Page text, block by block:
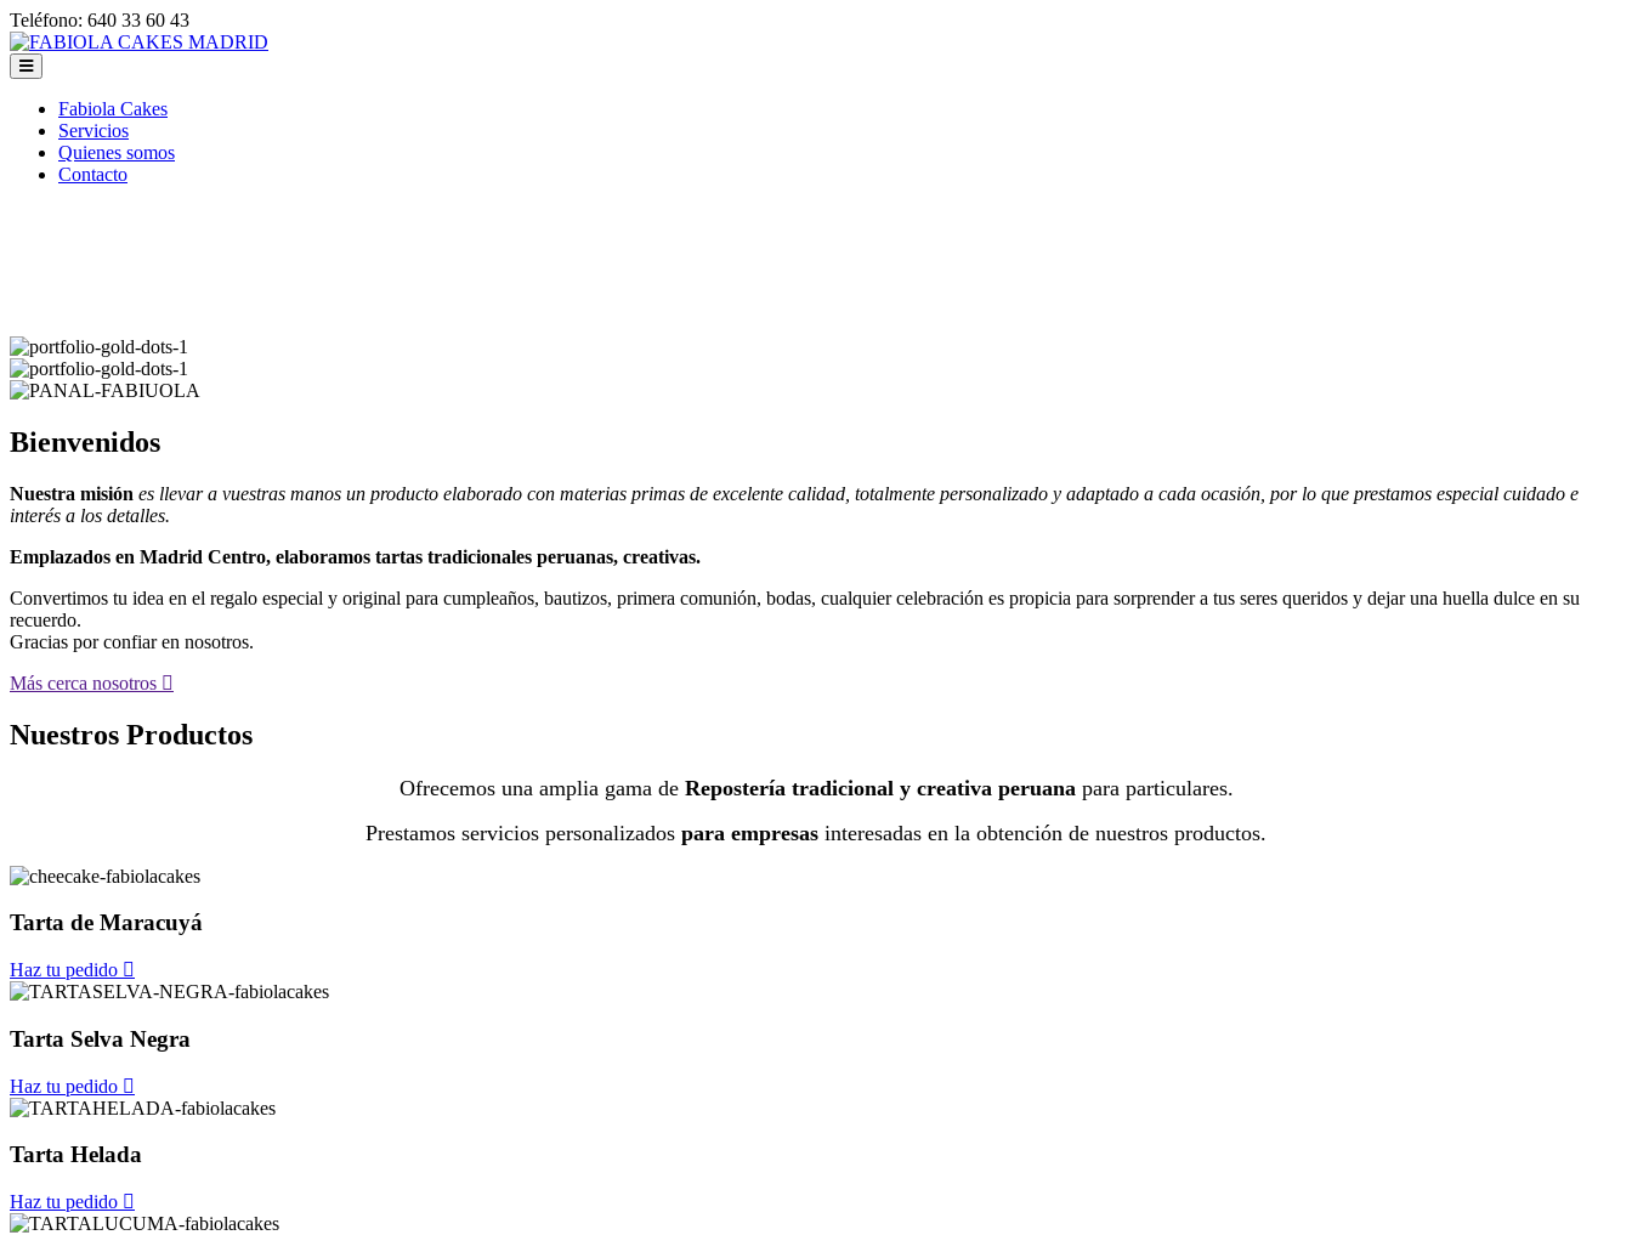
Teléfono: 640 33 60 43
Fabiola Cakes
Servicios
Quienes somos
Contacto
Bienvenidos
Nuestra misión es llevar a vuestras manos un producto elaborado con materias primas de excelente calidad, totalmente personalizado y adaptado a cada ocasión, por lo que prestamos especial cuidado e
interés a los detalles.
Emplazados en Madrid Centro, elaboramos tartas tradicionales peruanas, creativas.
Convertimos tu idea en el regalo especial y original para cumpleaños, bautizos, primera comunión, bodas, cualquier celebración es propicia para sorprender a tus seres queridos y dejar una huella dulce en su
recuerdo.
Gracias por confiar en nosotros.
Más cerca nosotros
Nuestros Productos
Ofrecemos una amplia gama de Repostería tradicional y creativa peruana para particulares.
Prestamos servicios personalizados para empresas interesadas en la obtención de nuestros productos.
Tarta de Maracuyá
Haz tu pedido
Tarta Selva Negra
Haz tu pedido
Tarta Helada
Haz tu pedido